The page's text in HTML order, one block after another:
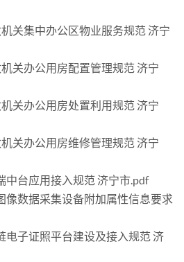
关集中办公区物业服务规范 济宁
关办公用房配置管理规范 济宁
关办公用房处置利用规范 济宁
关办公用房维修管理规范 济宁
中台应用接入规范 济宁市.pdf
像数据采集设备附加属性信息要求
电子证照平台建设及接入规范 济